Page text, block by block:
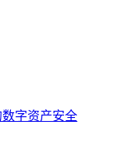
字资产安全